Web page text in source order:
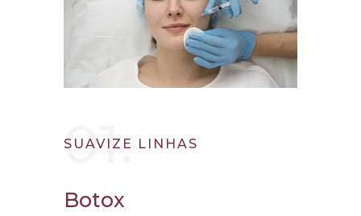
Botox
01.
SUAVIZE LINHAS